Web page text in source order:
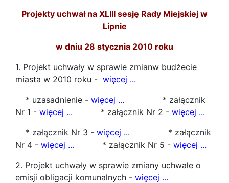
Projekty uchwał na XLIII sesję Rady Miejskiej w
Lipnie
w dniu 28 stycznia 2010 roku
1. Projekt uchwały w sprawie zmianw budżecie
miasta w 2010 roku - więcej ...
* uzasadnienie - więcej ... * załącznik
Nr 1 - więcej ... * załącznik Nr 2 - więcej ...
* załącznik Nr 3 - więcej ... * załącznik
Nr 4 - więcej ... * załącznik Nr 5 - więcej ...
2. Projekt uchwały w sprawie zmiany uchwałe o
emisji obligacji komunalnych - więcej ...